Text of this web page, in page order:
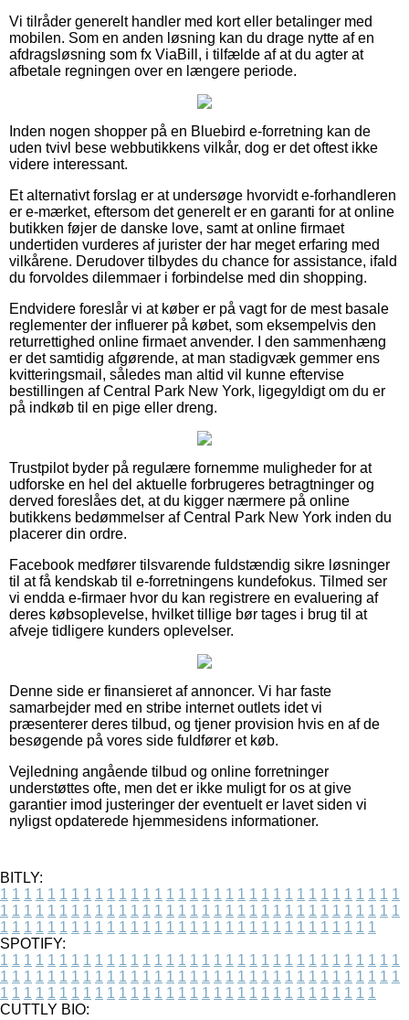
Vi tilråder generelt handler med kort eller betalinger med
mobilen. Som en anden løsning kan du drage nytte af en
afdragsløsning som fx ViaBill, i tilfælde af at du agter at
afbetale regningen over en længere periode.
Inden nogen shopper på en Bluebird e-forretning kan de
uden tvivl bese webbutikkens vilkår, dog er det oftest ikke
videre interessant.
Et alternativt forslag er at undersøge hvorvidt e-forhandleren
er e-mærket, eftersom det generelt er en garanti for at online
butikken føjer de danske love, samt at online firmaet
undertiden vurderes af jurister der har meget erfaring med
vilkårene. Derudover tilbydes du chance for assistance, ifald
du forvoldes dilemmaer i forbindelse med din shopping.
Endvidere foreslår vi at køber er på vagt for de mest basale
reglementer der influerer på købet, som eksempelvis den
returrettighed online firmaet anvender. I den sammenhæng
er det samtidig afgørende, at man stadigvæk gemmer ens
kvitteringsmail, således man altid vil kunne eftervise
bestillingen af Central Park New York, ligegyldigt om du er
på indkøb til en pige eller dreng.
Trustpilot byder på regulære fornemme muligheder for at
udforske en hel del aktuelle forbrugeres betragtninger og
derved foreslåes det, at du kigger nærmere på online
butikkens bedømmelser af Central Park New York inden du
placerer din ordre.
Facebook medfører tilsvarende fuldstændig sikre løsninger
til at få kendskab til e-forretningens kundefokus. Tilmed ser
vi endda e-firmaer hvor du kan registrere en evaluering af
deres købsoplevelse, hvilket tillige bør tages i brug til at
afveje tidligere kunders oplevelser.
Denne side er finansieret af annoncer. Vi har faste
samarbejder med en stribe internet outlets idet vi
præsenterer deres tilbud, og tjener provision hvis en af de
besøgende på vores side fuldfører et køb.
Vejledning angående tilbud og online forretninger
understøttes ofte, men det er ikke muligt for os at give
garantier imod justeringer der eventuelt er lavet siden vi
nyligst opdaterede hjemmesidens informationer.
BITLY:
1 1 1 1 1 1 1 1 1 1 1 1 1 1 1 1 1 1 1 1 1 1 1 1 1 1 1 1 1 1 1 1 1 1
1 1 1 1 1 1 1 1 1 1 1 1 1 1 1 1 1 1 1 1 1 1 1 1 1 1 1 1 1 1 1 1 1 1
1 1 1 1 1 1 1 1 1 1 1 1 1 1 1 1 1 1 1 1 1 1 1 1 1 1 1 1 1 1 1 1
SPOTIFY:
1 1 1 1 1 1 1 1 1 1 1 1 1 1 1 1 1 1 1 1 1 1 1 1 1 1 1 1 1 1 1 1 1 1
1 1 1 1 1 1 1 1 1 1 1 1 1 1 1 1 1 1 1 1 1 1 1 1 1 1 1 1 1 1 1 1 1 1
1 1 1 1 1 1 1 1 1 1 1 1 1 1 1 1 1 1 1 1 1 1 1 1 1 1 1 1 1 1 1 1
CUTTLY BIO: